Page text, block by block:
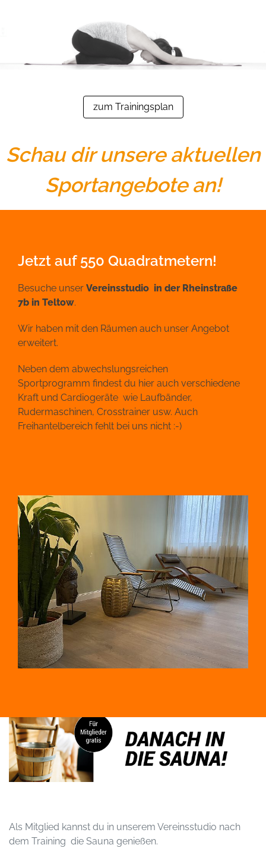
zum Trainingsplan
Schau dir unsere aktuellen
Sportangebote an!
Jetzt auf 550 Quadratmetern!
Besuche unser Vereinsstudio in der Rheinstraße
7b in Teltow.
Wir haben mit den Räumen auch unser Angebot
erweitert.
Neben dem abwechslungsreichen
Sportprogramm findest du hier auch verschiedene
Kraft und Cardiogeräte wie Laufbänder,
Rudermaschinen, Crosstrainer usw. Auch
Freihantelbereich fehlt bei uns nicht :-)
Als Mitglied kannst du in unserem Vereinsstudio nach
dem Training die Sauna genießen.